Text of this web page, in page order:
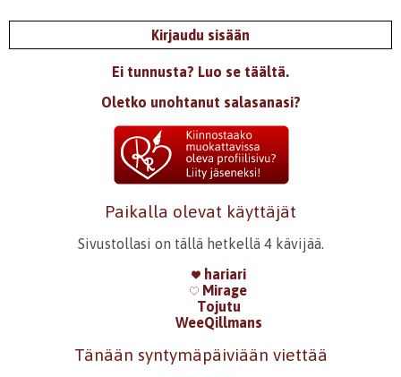
Kirjaudu sisään
Ei tunnusta? Luo se täältä.
Oletko unohtanut salasanasi?
Paikalla olevat käyttäjät
Sivustollasi on tällä hetkellä 4 kävijää.
hariari
Mirage
Tojutu
WeeQillmans
Tänään syntymäpäiviään viettää